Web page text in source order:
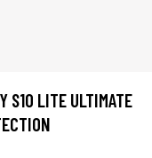
S10 LITE ULTIMATE